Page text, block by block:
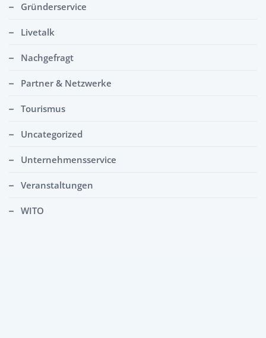
Gründerservice
Livetalk
Nachgefragt
Partner & Netzwerke
Tourismus
Uncategorized
Unternehmensservice
Veranstaltungen
WITO